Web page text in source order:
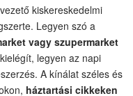
kiskereskedelmi
Legyen szó a
vagy szupermarket
legyen az napi
A kínálat széles és
háztartási cikkeken